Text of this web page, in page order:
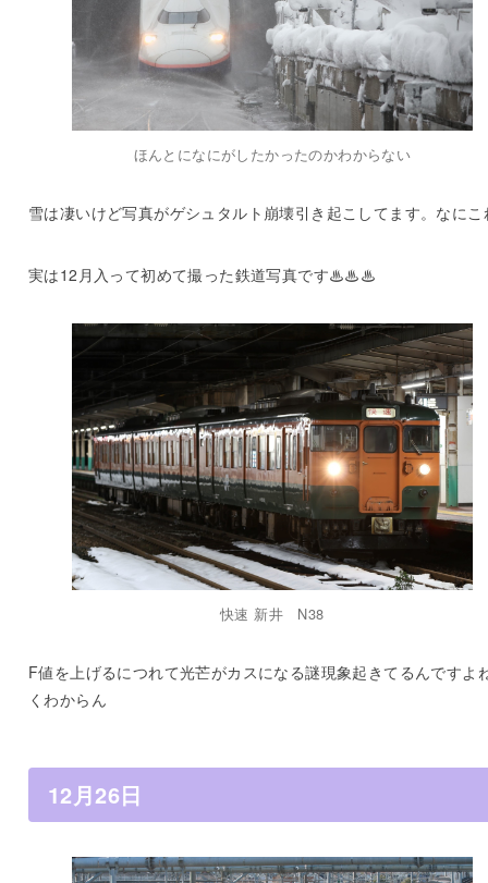
ほんとになにがしたかったのかわからない
雪は凄いけど写真がゲシュタルト崩壊引き起こしてます。なにこ
実は12月入って初めて撮った鉄道写真です♨♨♨
快速 新井 N38
F値を上げるにつれて光芒がカスになる謎現象起きてるんですよ
くわからん
12月26日